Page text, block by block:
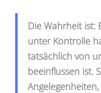
Die Wahrheit ist:
unter Kontrolle
tatsächlich von
beeinflussen ist.